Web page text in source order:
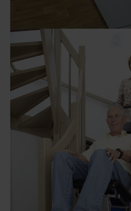
Šikmá zvedací schodišťová plošina
Šikmé schodišťové plošiny